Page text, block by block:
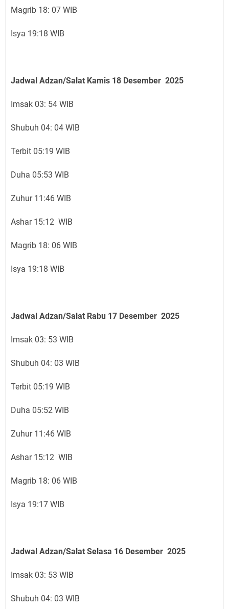
Magrib 18: 07 WIB
Isya 19:18 WIB
Jadwal Adzan/Salat Kamis 18 Desember 2025
Imsak 03: 54 WIB
Shubuh 04: 04 WIB
Terbit 05:19 WIB
Duha 05:53 WIB
Zuhur 11:46 WIB
Ashar 15:12 WIB
Magrib 18: 06 WIB
Isya 19:18 WIB
Jadwal Adzan/Salat Rabu 17 Desember 2025
Imsak 03: 53 WIB
Shubuh 04: 03 WIB
Terbit 05:19 WIB
Duha 05:52 WIB
Zuhur 11:46 WIB
Ashar 15:12 WIB
Magrib 18: 06 WIB
Isya 19:17 WIB
Jadwal Adzan/Salat Selasa 16 Desember 2025
Imsak 03: 53 WIB
Shubuh 04: 03 WIB